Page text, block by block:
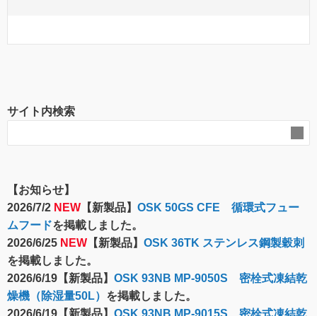
サイト内検索
【お知らせ】
2026/7/2 NEW 【新製品】 OSK 50GS CFE 循環式フュー
ムフードを掲載しました。
2026/6/25 NEW 【新製品】 OSK 36TK ステンレス鋼製穀刺
を掲載しました。
2026/6/19【新製品】 OSK 93NB MP-9050S 密栓式凍結乾
燥機（除湿量50L） を掲載しました。
2026/6/19【新製品】 OSK 93NB MP-9015S 密栓式凍結乾